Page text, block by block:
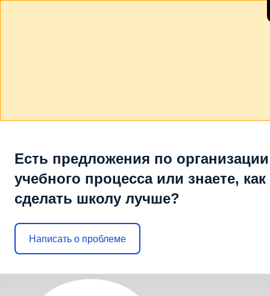
Есть предложения по организации
учебного процесса или знаете, как
сделать школу лучше?
Написать о проблеме